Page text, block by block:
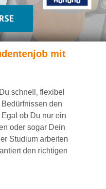
mit
schnell, flexibel
den
Egal ob Du nur ein
oder sogar Dein
Studium arbeiten
den richtigen